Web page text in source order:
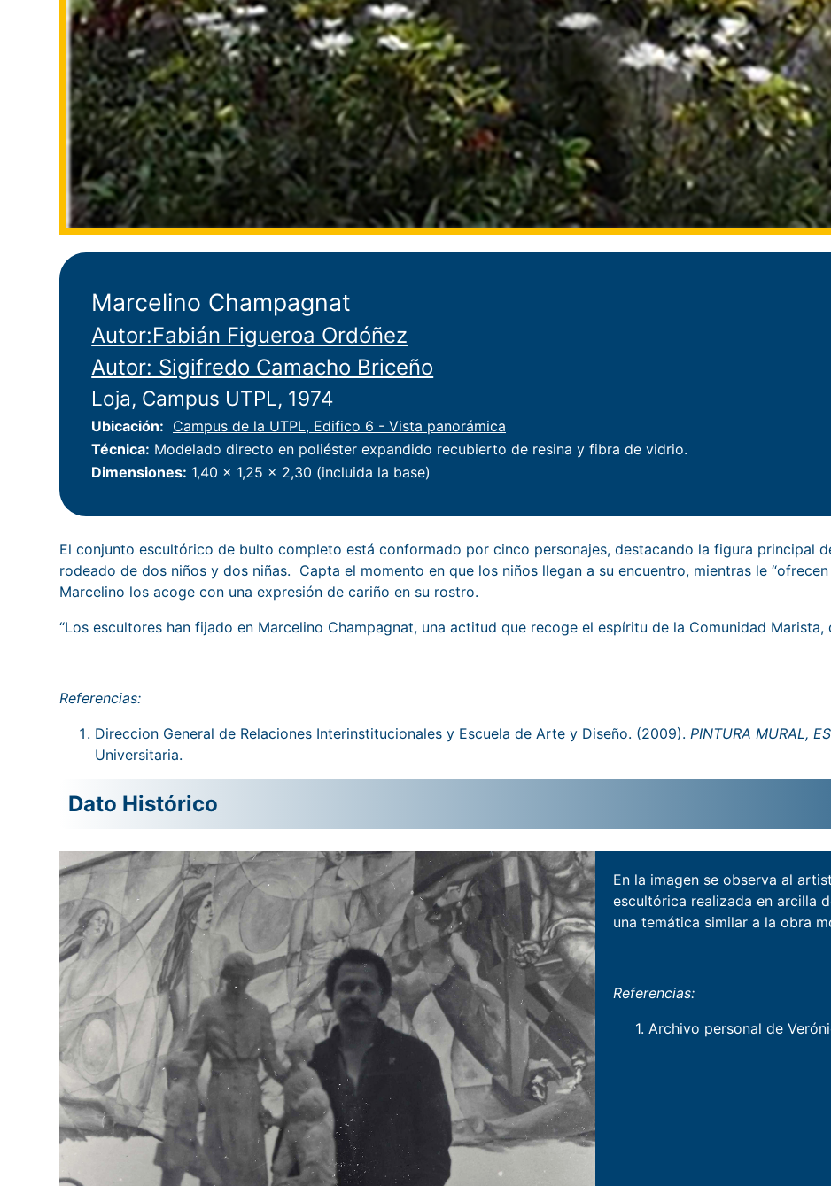
Marcelino Champagnat
Autor:Fabián Figueroa Ordóñez
Autor: Sigifredo Camacho Briceño
Loja, Campus UTPL, 1974
Ubicación
Campus de la UTPL, Edifico 6 - Vista panorámica
Técnica Modelado directo en poliéster expandido recubierto de resina y fibra de vidrio.
Dimensiones 1,40 x 1,25 x 2,30 (incluida la base)
El conjunto escultórico de bulto completo está conformado por cinco personajes, destacando la figura principal
rodeado de dos niños y dos niñas. Capta el momento en que los niños llegan a su encuentro, mientras le
Marcelino los acoge con una expresión de cariño en su rostro.
“Los escultores han fijado en Marcelino Champagnat, una actitud que recoge el espíritu de la Comunidad Marista,
Referencias:
Direccion General de Relaciones Interinstitucionales y Escuela de Arte y Diseño. (2009).PINTURA MURAL,
Universitaria.
En la imagen se observa al
escultórica realizada en arcilla
una temática similar a la obra
Referencias:
1. Archivo personal de